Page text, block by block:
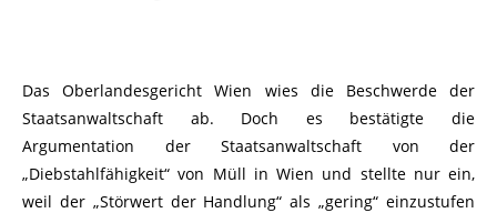
Das Oberlandesgericht Wien wies die Beschwerde der
Staatsanwaltschaft ab. Doch es bestätigte die
Argumentation der Staatsanwaltschaft von der
„Diebstahlfähigkeit“ von Müll in Wien und stellte nur ein,
weil der „Störwert der Handlung“ als „gering“ einzustufen